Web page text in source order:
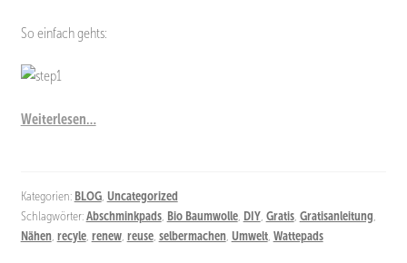
So einfach gehts:
Weiterlesen…
Kategorien: BLOG, Uncategorized
Schlagwörter:Abschminkpads, Bio Baumwolle, DIY, Gratis, Gratisanleitung,
Nähen, recyle, renew, reuse, selbermachen, Umwelt, Wattepads